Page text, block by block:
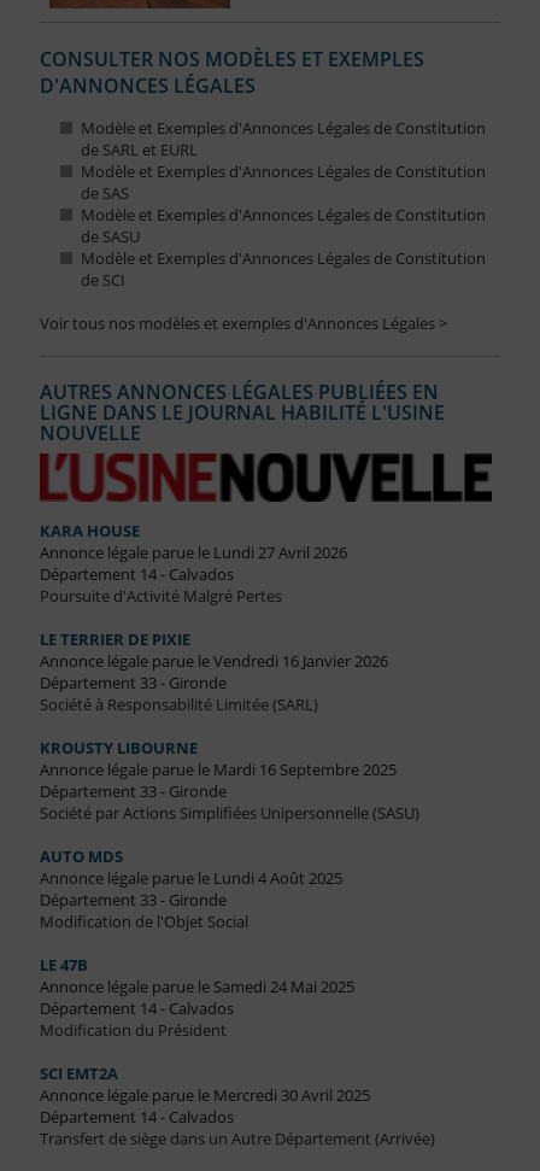
CONSULTER NOS MODÈLES ET EXEMPLES
D'ANNONCES LÉGALES
Modèle et Exemples d'Annonces Légales de Constitution
de SARL et EURL
Modèle et Exemples d'Annonces Légales de Constitution
de SAS
Modèle et Exemples d'Annonces Légales de Constitution
de SASU
Modèle et Exemples d'Annonces Légales de Constitution
de SCI
Voir tous nos modèles et exemples d'Annonces Légales >
AUTRES ANNONCES LÉGALES PUBLIÉES EN
LIGNE DANS LE JOURNAL HABILITÉ L'USINE
NOUVELLE
KARA HOUSE
Annonce légale parue le Lundi 27 Avril 2026
Département 14 - Calvados
Poursuite d'Activité Malgré Pertes
LE TERRIER DE PIXIE
Annonce légale parue le Vendredi 16 Janvier 2026
Département 33 - Gironde
Société à Responsabilité Limitée (SARL)
KROUSTY LIBOURNE
Annonce légale parue le Mardi 16 Septembre 2025
Département 33 - Gironde
Société par Actions Simplifiées Unipersonnelle (SASU)
AUTO MDS
Annonce légale parue le Lundi 4 Août 2025
Département 33 - Gironde
Modification de l'Objet Social
LE 47B
Annonce légale parue le Samedi 24 Mai 2025
Département 14 - Calvados
Modification du Président
SCI EMT2A
Annonce légale parue le Mercredi 30 Avril 2025
Département 14 - Calvados
Transfert de siège dans un Autre Département (Arrivée)